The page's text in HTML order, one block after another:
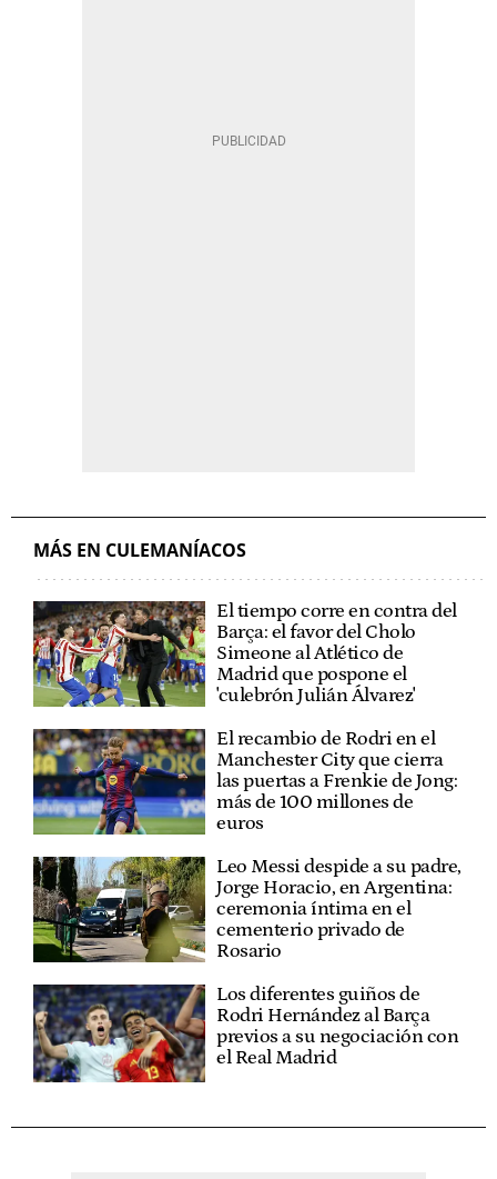
MÁS EN CULEMANÍACOS
El tiempo corre en contra del
Barça: el favor del Cholo
Simeone al Atlético de
Madrid que pospone el
'culebrón Julián Álvarez'
El recambio de Rodri en el
Manchester City que cierra
las puertas a Frenkie de Jong:
más de 100 millones de
euros
Leo Messi despide a su padre,
Jorge Horacio, en Argentina:
ceremonia íntima en el
cementerio privado de
Rosario
Los diferentes guiños de
Rodri Hernández al Barça
previos a su negociación con
el Real Madrid